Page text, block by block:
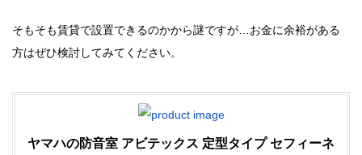
そもそも賃貸で設置できるのかから謎ですが…お金に余裕がある
方はぜひ検討してみてください。
ヤマハの防音室 アビテックス 定型タイプ セフィーネ